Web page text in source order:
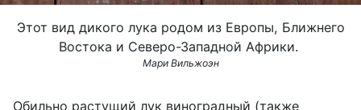
Этот вид дикого лука родом из Европы, Ближнего
Востока и Северо-Западной Африки.
Мари Вильжоэн
Обильно растущий лук виноградный (также